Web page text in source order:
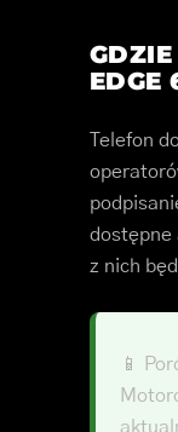
EDGE
Telefon
dostępne
z nich
📱